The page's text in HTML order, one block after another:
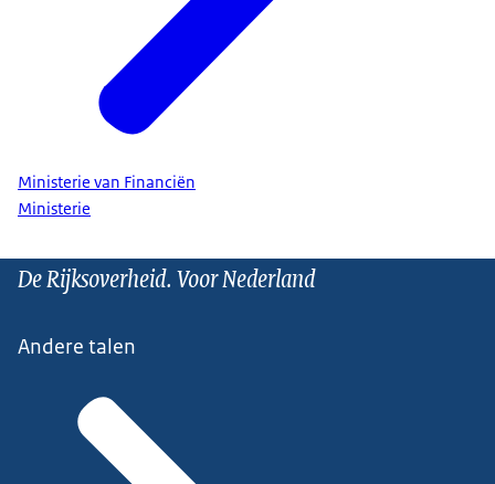
Ministerie van Financiën
Ministerie
De Rijksoverheid. Voor Nederland
Andere talen